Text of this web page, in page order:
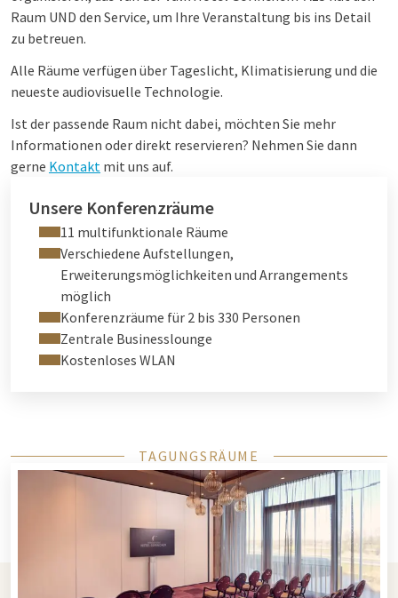
Raum UND den Service, um Ihre Veranstaltung bis ins Detail
zu betreuen.
Alle Räume verfügen über Tageslicht, Klimatisierung und die
neueste audiovisuelle Technologie.
Ist der passende Raum nicht dabei, möchten Sie mehr
Informationen oder direkt reservieren? Nehmen Sie dann
gerne Kontakt mit uns auf.
Unsere Konferenzräume
11 multifunktionale Räume
Verschiedene Aufstellungen,
Erweiterungsmöglichkeiten und Arrangements
möglich
Konferenzräume für 2 bis 330 Personen
Zentrale Businesslounge
Kostenloses WLAN
TAGUNGSRÄUME